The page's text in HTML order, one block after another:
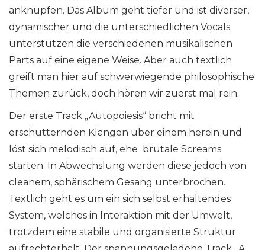
anknüpfen. Das Album geht tiefer und ist diverser,
dynamischer und die unterschiedlichen Vocals
unterstützen die verschiedenen musikalischen
Parts auf eine eigene Weise. Aber auch textlich
greift man hier auf schwerwiegende philosophische
Themen zurück, doch hören wir zuerst mal rein.
Der erste Track „Autopoiesis“ bricht mit
erschütternden Klängen über einem herein und
löst sich melodisch auf, ehe brutale Screams
starten. In Abwechslung werden diese jedoch von
cleanem, sphärischem Gesang unterbrochen.
Textlich geht es um ein sich selbst erhaltendes
System, welches in Interaktion mit der Umwelt,
trotzdem eine stabile und organisierte Struktur